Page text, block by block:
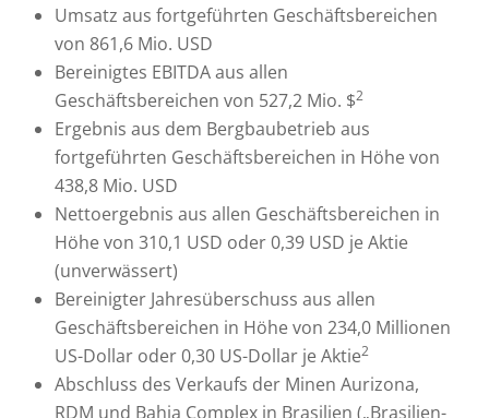
Umsatz aus fortgeführten Geschäftsbereichen
von 861,6 Mio. USD
Bereinigtes EBITDA aus allen
Geschäftsbereichen von 527,2 Mio. $2
Ergebnis aus dem Bergbaubetrieb aus
fortgeführten Geschäftsbereichen in Höhe von
438,8 Mio. USD
Nettoergebnis aus allen Geschäftsbereichen in
Höhe von 310,1 USD oder 0,39 USD je Aktie
(unverwässert)
Bereinigter Jahresüberschuss aus allen
Geschäftsbereichen in Höhe von 234,0 Millionen
US-Dollar oder 0,30 US-Dollar je Aktie2
Abschluss des Verkaufs der Minen Aurizona,
RDM und Bahia Complex in Brasilien („Brasilien-